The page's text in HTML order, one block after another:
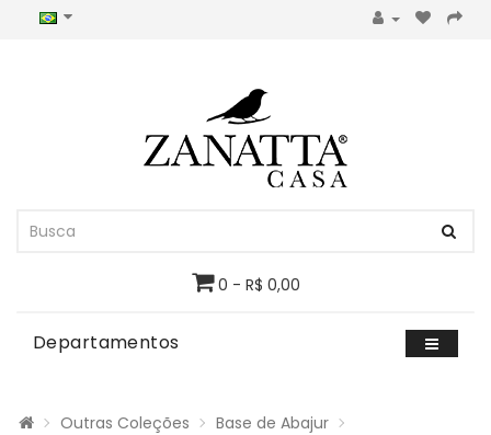
0 - R$ 0,00
Departamentos
Outras Coleções
Base de Abajur